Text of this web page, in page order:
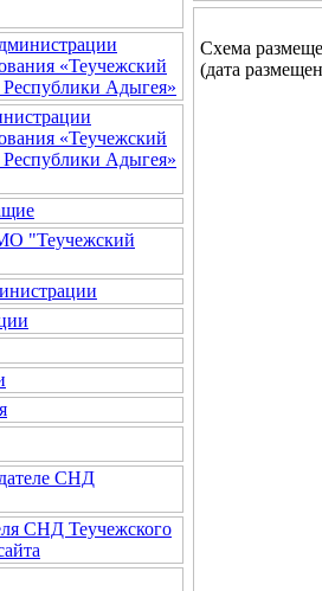
«Теучежский
Адыгея»
«Теучежский
Адыгея»
"Теучежский
СНД
СНД Теучежского
Схема
(дата